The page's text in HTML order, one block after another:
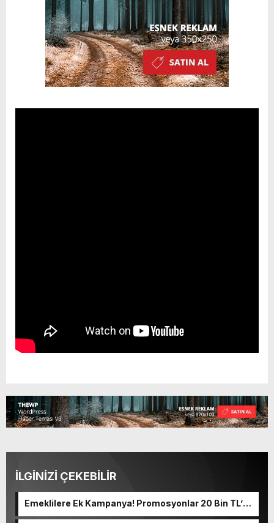
İLGİNİZİ ÇEKEBİLİR
Emeklilere Ek Kampanya! Promosyonlar 20 Bin TL’ye